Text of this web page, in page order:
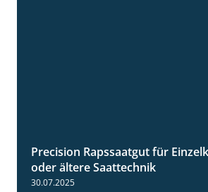
Precision Rapssaatgut für
oder ältere Saattechnik
30.07.2025